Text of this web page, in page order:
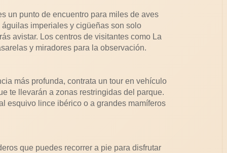
un punto de encuentro para miles de aves
imperiales y cigüeñas son solo
avistar. Los centros de visitantes como La
y miradores para la observación.
más profunda, contrata un tour en vehículo
te llevarán a zonas restringidas del parque.
esquivo lince ibérico o a grandes mamíferos
que puedes recorrer a pie para disfrutar